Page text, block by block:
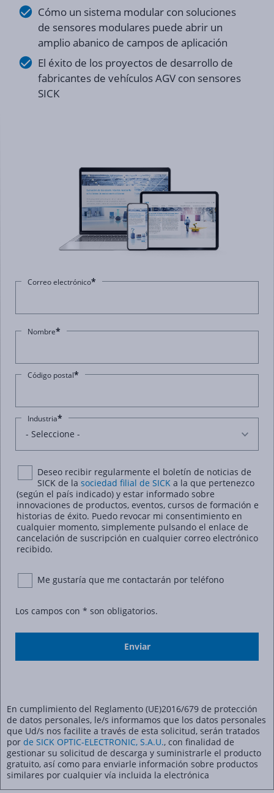
Cómo un sistema modular con soluciones
de sensores modulares puede abrir un
amplio abanico de campos de aplicación
El éxito de los proyectos de desarrollo de
fabricantes de vehículos AGV con sensores
SICK
Correo electrónico*
Nombre*
Código postal*
Industria*
Deseo recibir regularmente el boletín de noticias de
SICK de la sociedad filial de SICK a la que pertenezco
(según el país indicado) y estar informado sobre
innovaciones de productos, eventos, cursos de formación e
historias de éxito. Puedo revocar mi consentimiento en
cualquier momento, simplemente pulsando el enlace de
cancelación de suscripción en cualquier correo electrónico
recibido.
Me gustaría que me contactarán por teléfono
Los campos con * son obligatorios.
En cumplimiento del Reglamento (UE)2016/679 de protección
de datos personales, le/s informamos que los datos personales
que Ud/s nos facilite a través de esta solicitud, serán tratados
por de SICK OPTIC-ELECTRONIC, S.A.U., con finalidad de
gestionar su solicitud de descarga y suministrarle el producto
gratuito, así como para enviarle información sobre productos
similares por cualquier vía incluida la electrónica